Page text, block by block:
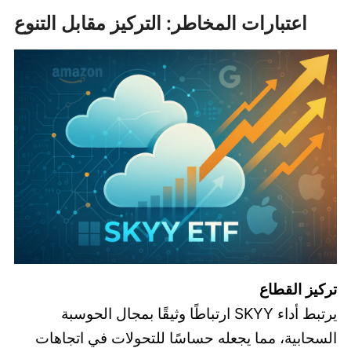
اعتبارات المخاطر: التركيز مقابل التنوع
تركيز القطاع
يرتبط أداء SKYY ارتباطًا وثيقًا بمجال الحوسبة
السحابية، مما يجعله حساسًا للتحولات في اتجاهات